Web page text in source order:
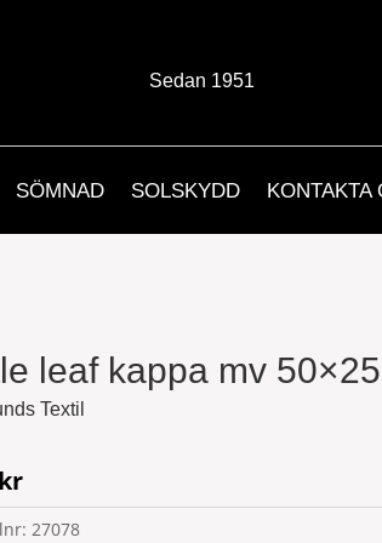
Sedan 1951
SÖMNAD SOLSKYDD KONTAKTA
leaf kappa mv
Textil
kr
27078